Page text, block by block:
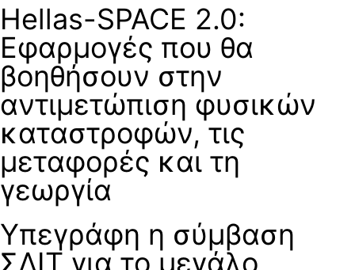
Hellas-SPACE 2.0:
Εφαρμογές που θα
βοηθήσουν στην
αντιμετώπιση φυσικών
καταστροφών, τις
μεταφορές και τη
γεωργία
Υπεγράφη η σύμβαση
ΣΔΙΤ για το μεγάλο